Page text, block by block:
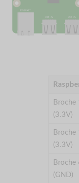
Broche
(3.3V)
Broche
(3.3V)
Broche
(GND)